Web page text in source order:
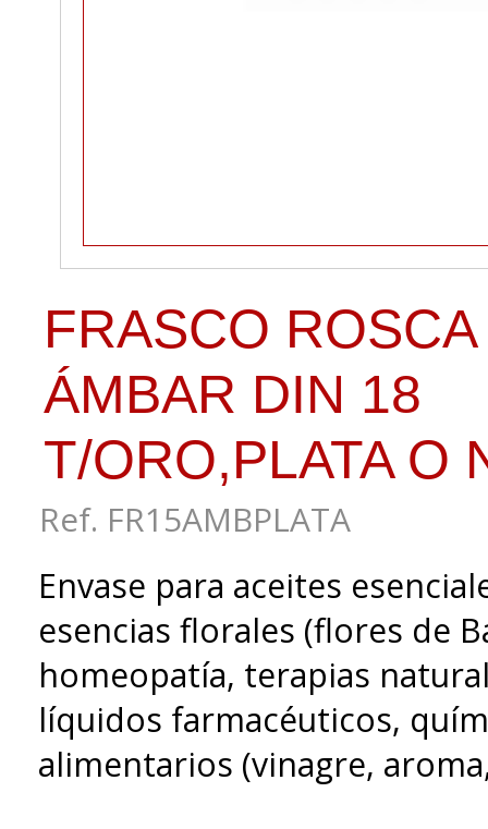
FRASCO
ÁMBAR DIN 18
T/ORO,PLATA O
Ref. FR15AMBPLATA
Envase para aceites
esencias florales (flores de
homeopatía, terapias
líquidos farmacéuticos,
alimentarios (vinagre,